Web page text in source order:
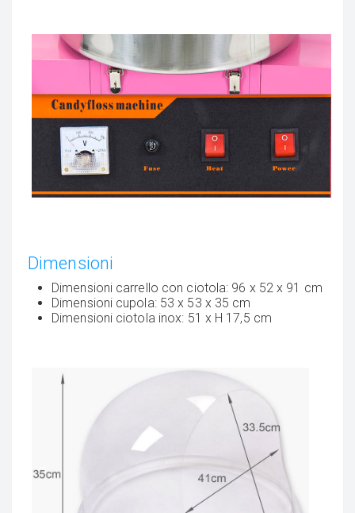
Dimensioni
Dimensioni carrello con ciotola: 96 x 52 x 91 cm
Dimensioni cupola: 53 x 53 x 35 cm
Dimensioni ciotola inox: 51 x H 17,5 cm